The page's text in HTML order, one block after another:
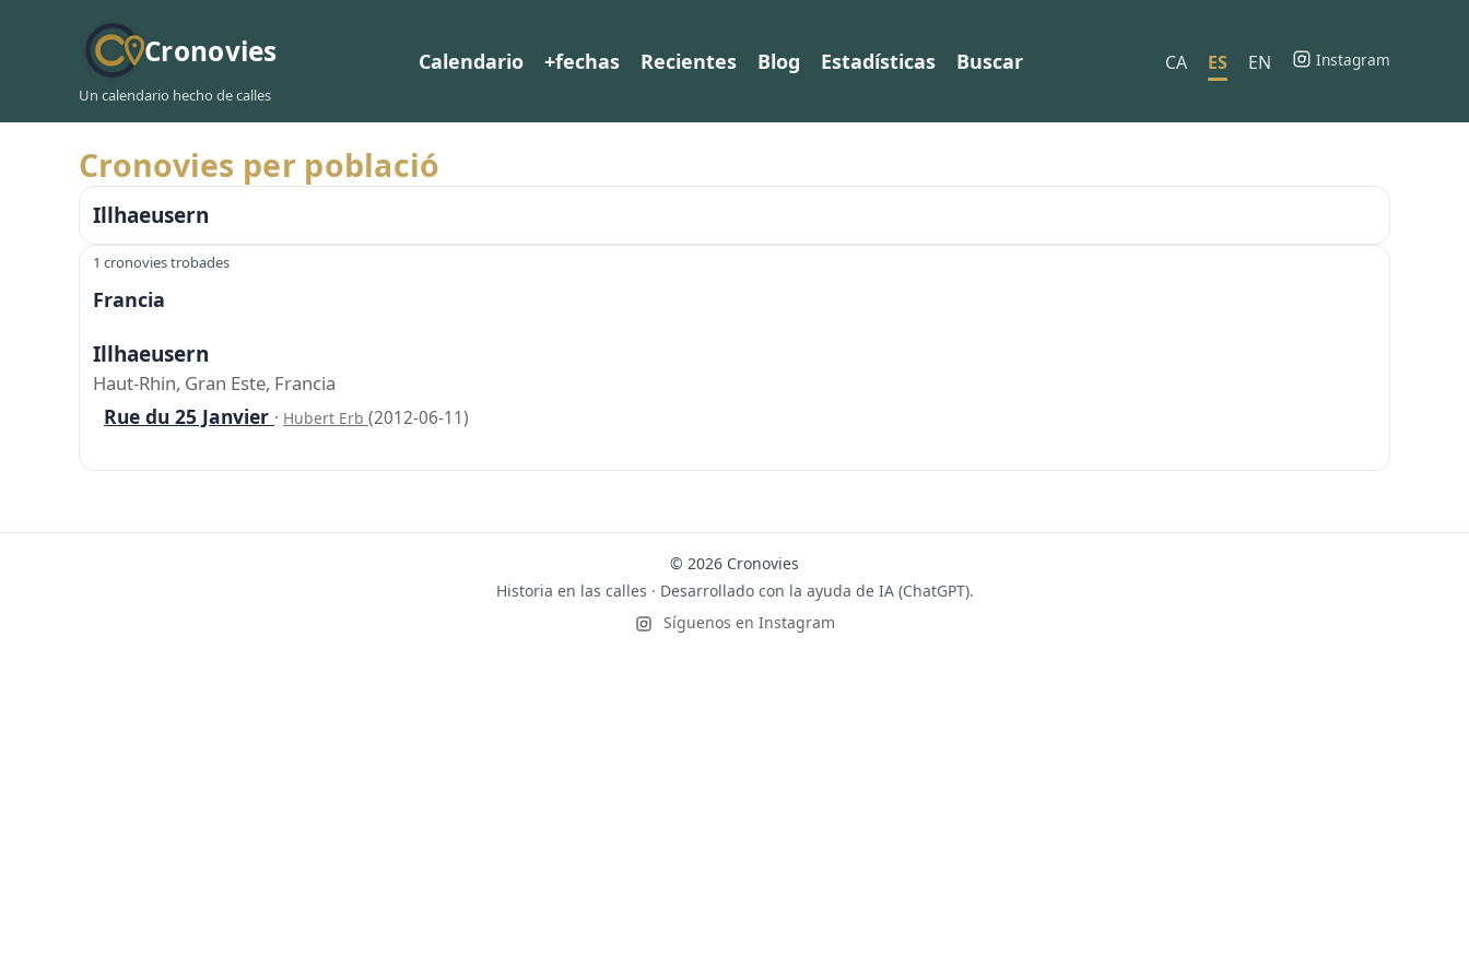
Cronovies
Un calendario hecho de calles
Calendario +fechas Recientes Blog Estadísticas Buscar CA ES EN Instagram
Cronovies per població
Illhaeusern
1 cronovies trobades
Francia
Illhaeusern
Haut-Rhin, Gran Este, Francia
Rue du 25 Janvier · Hubert Erb (2012-06-11)
© 2026 Cronovies
Historia en las calles · Desarrollado con la ayuda de IA (ChatGPT).
Síguenos en Instagram